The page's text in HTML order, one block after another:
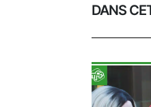
DANS